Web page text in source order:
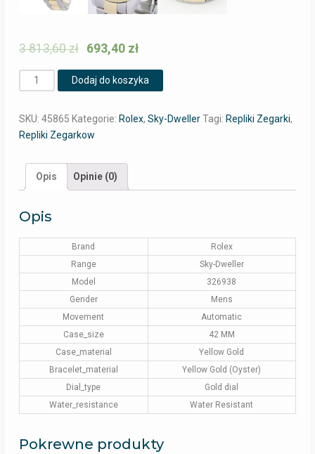
3 813,60zł 693,40 zł
Ilość Dodaj do koszyka
SKU: 45865 Kategorie: Rolex, Sky-Dweller Tagi: Repliki Zegarki,
Repliki Zegarkow
Opis Opinie (0)
Opis
Brand
Rolex
Range
Sky-Dweller
Model
326938
Gender
Mens
Movement
Automatic
Case_size
42 MM
Case_material
Yellow Gold
Bracelet_material
Yellow Gold (Oyster)
Dial_type
Gold dial
Water_resistance
Water Resistant
Pokrewne produkty